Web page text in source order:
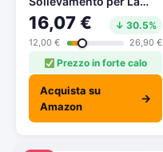
Bicicletta Porta
Bicicletta da Soffitto, 20
Kg di Portata
16,07 € ↓ 30.5%
12,00 € 26,90 €
Prezzo in forte calo
Acquista su
Amazon
→